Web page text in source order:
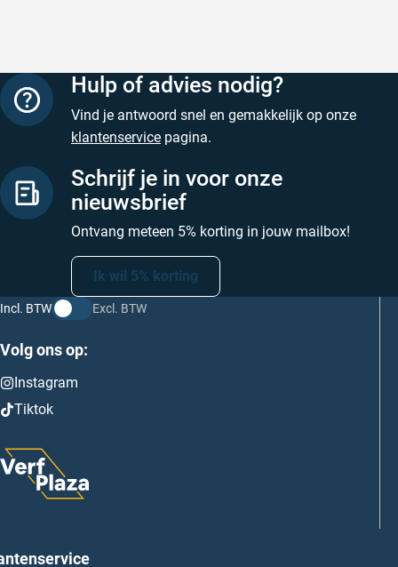
Hulp of advies nodig?
Vind je antwoord snel en gemakkelijk op onze
klantenservice pagina.
Schrijf je in voor onze
nieuwsbrief
Ontvang meteen 5% korting in jouw mailbox!
Ik wil 5% korting
Incl. BTW Excl. BTW
Volg ons op:
Instagram
Tiktok